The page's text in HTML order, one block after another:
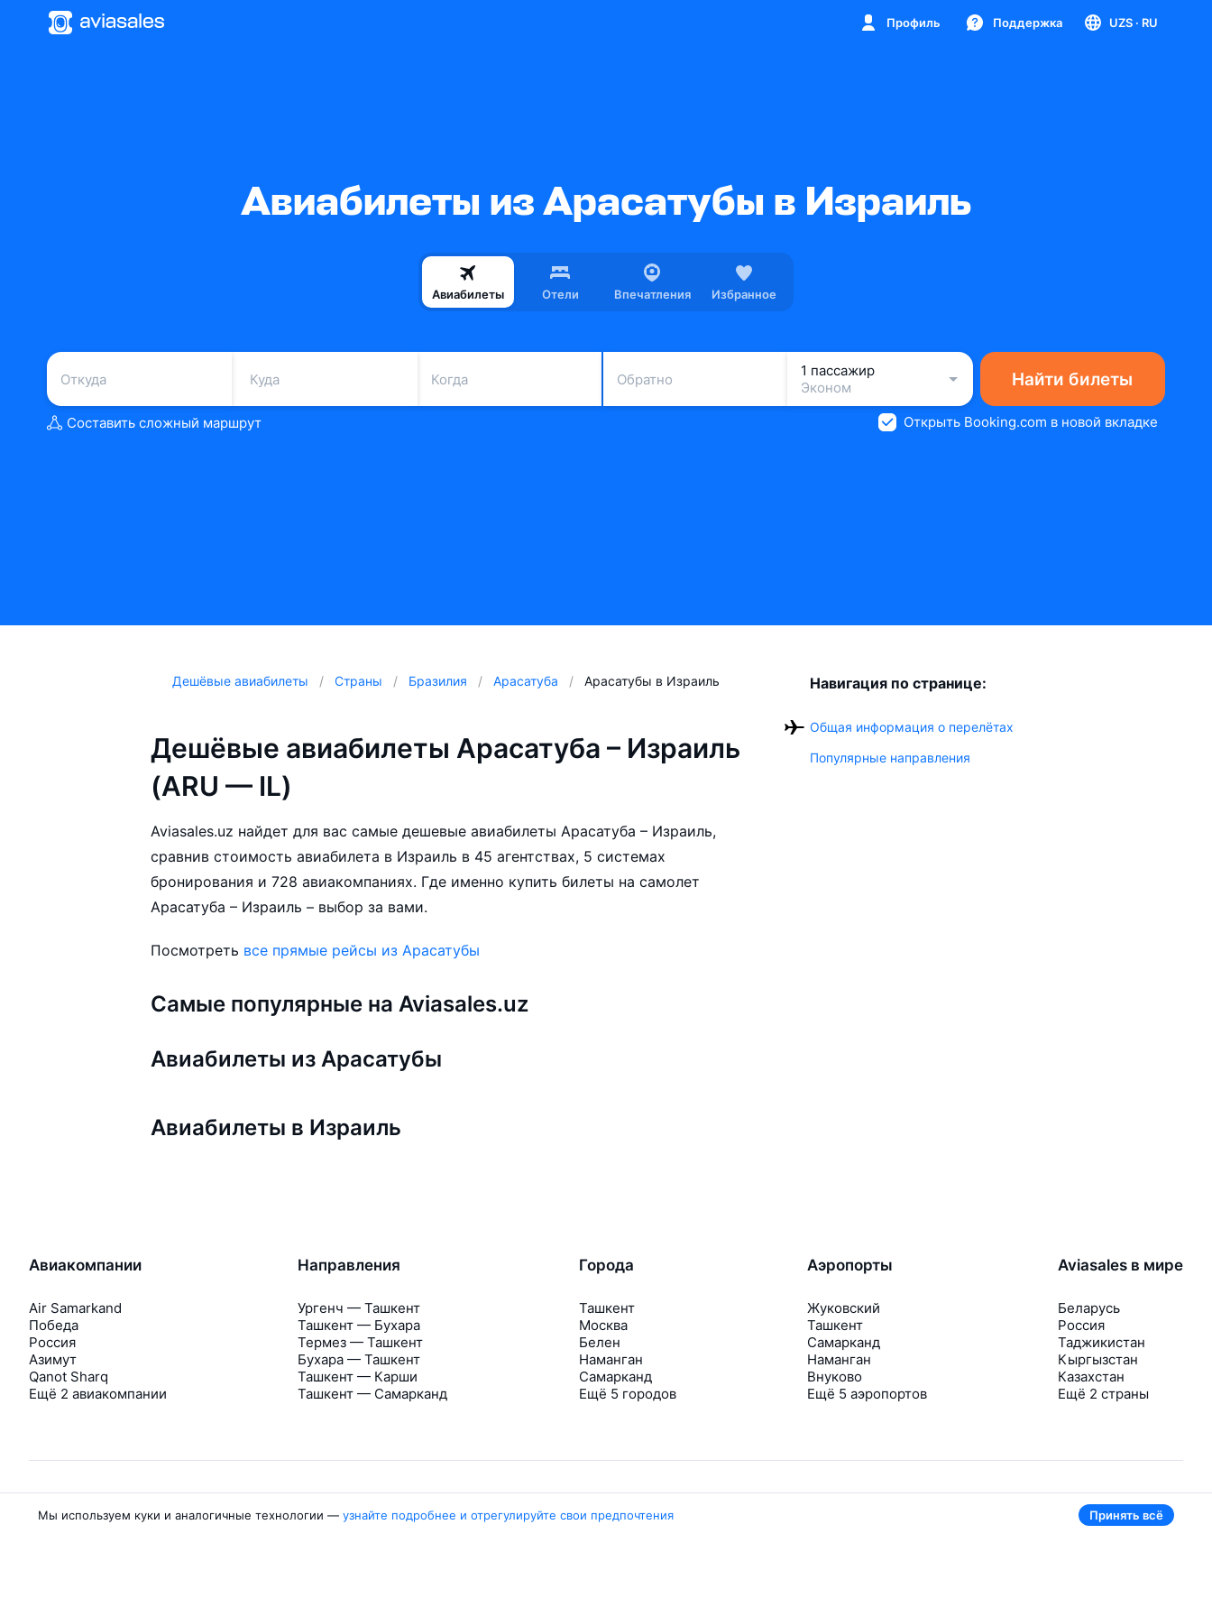
Профиль Поддержка UZS · RU
Авиабилеты из Арасатубы в Израиль
Авиабилеты Отели Впечатления Избранное
Когда Обратно
1 пассажир
Эконом
Найти билеты
Составить сложный маршрут Открыть Booking.com в новой вкладке
Дешёвые авиабилеты Страны Бразилия Арасатуба Арасатубы в Израиль
Дешёвые авиабилеты Арасатуба – Израиль
(ARU — IL)
Aviasales.uz найдет для вас самые дешевые авиабилеты Арасатуба – Израиль,
сравнив стоимость авиабилета в Израиль в 45 агентствах, 5 системах
бронирования и 728 авиакомпаниях. Где именно купить билеты на самолет
Арасатуба – Израиль – выбор за вами.
Посмотреть все прямые рейсы из Арасатубы
Самые популярные на Aviasales.uz
Авиабилеты из Арасатубы
Авиабилеты в Израиль
Навигация по странице:
Общая информация о перелётах
Популярные направления
Авиакомпании
Air Samarkand
Победа
Россия
Азимут
Qanot Sharq
Ещё 2 авиакомпании
Направления
Ургенч — Ташкент
Ташкент — Бухара
Термез — Ташкент
Бухара — Ташкент
Ташкент — Карши
Ташкент — Самарканд
Города
Ташкент
Москва
Белен
Наманган
Самарканд
Ещё 5 городов
Аэропорты
Жуковский
Ташкент
Самарканд
Наманган
Внуково
Ещё 5 аэропортов
Aviasales в мире
Беларусь
Россия
Таджикистан
Кыргызстан
Казахстан
Ещё 2 страны
Об Авиасейлс
Мы используем куки и аналогичные технологии — узнайте подробнее и отрегулируйте свои предпочтения Принять всё